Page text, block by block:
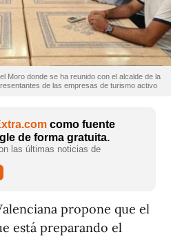
Moro donde se ha reunido con el alcalde de la
de las empresas de turismo activo
como fuente
de forma gratuita.
las últimas noticias de
propone que el
está preparando el